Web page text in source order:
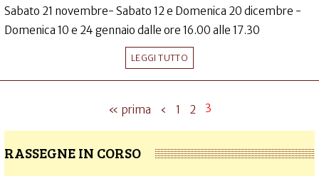
Sabato 21 novembre- Sabato 12 e Domenica 20 dicembre -
Domenica 10 e 24 gennaio dalle ore 16.00 alle 17.30
LEGGI TUTTO
« prima ‹ 1 2 3
RASSEGNE IN CORSO